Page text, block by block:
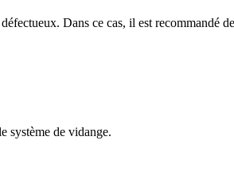
Dans ce cas, il est recommandé
système de vidange.